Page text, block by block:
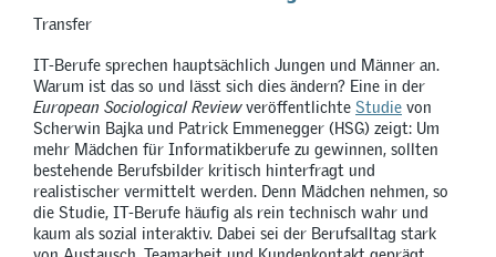
Transfer
IT-Berufe sprechen hauptsächlich Jungen und Männer an.
Warum ist das so und lässt sich dies ändern? Eine in der
European Sociological Reviewveröffentlichte Studie von
Scherwin Bajka und Patrick Emmenegger (HSG) zeigt: Um
mehr Mädchen für Informatikberufe zu gewinnen, sollten
bestehende Berufsbilder kritisch hinterfragt und
realistischer vermittelt werden. Denn Mädchen nehmen, so
die Studie, IT-Berufe häufig als rein technisch wahr und
kaum als sozial interaktiv. Dabei sei der Berufsalltag stark